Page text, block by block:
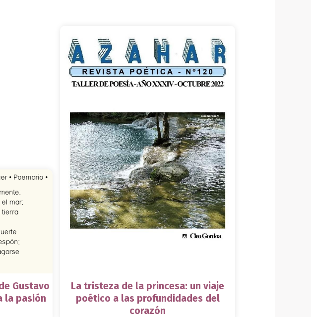
Gustavo
la pasión
La tristeza de la princesa: un viaje
poético a las profundidades del
corazón